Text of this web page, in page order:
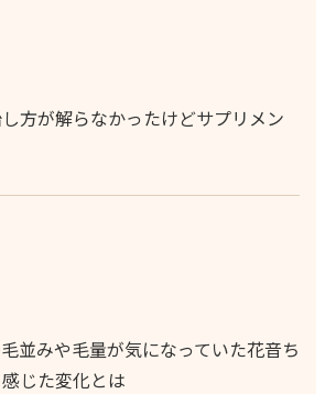
方が解らなかったけどサプリメン
並みや毛量が気になっていた花音ち
じた変化とは